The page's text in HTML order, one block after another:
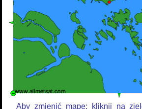
Aby zmienić mapę: kliknij na